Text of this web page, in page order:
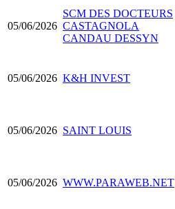
05/06/2026
SCM DES DOCTEURS
CASTAGNOLA
CANDAU DESSYN
05/06/2026 K&H INVEST
05/06/2026 SAINT LOUIS
05/06/2026 WWW.PARAWEB.NET